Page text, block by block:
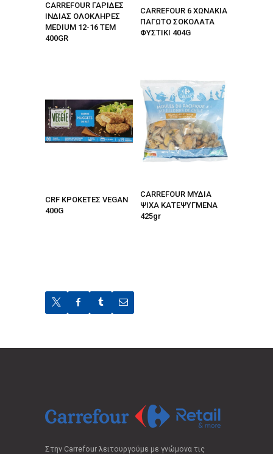
CARREFOUR ΓΑΡΙΔΕΣ
ΙΝΔΙΑΣ ΟΛΟΚΛΗΡΕΣ
MEDIUM 12-16 ΤΕΜ
400GR
CARREFOUR 6 ΧΩΝΑΚΙΑ
ΠΑΓΩΤΟ ΣΟΚΟΛΑΤΑ
ΦΥΣΤΙΚΙ 404G
CRF ΚΡΟΚΕΤΕΣ VEGAN
400G
CARREFOUR ΜΥΔΙΑ
ΨΙΧΑ ΚΑΤΕΨΥΓΜΕΝΑ
425gr
Στην Carrefour λειτουργούμε με γνώμονα τις